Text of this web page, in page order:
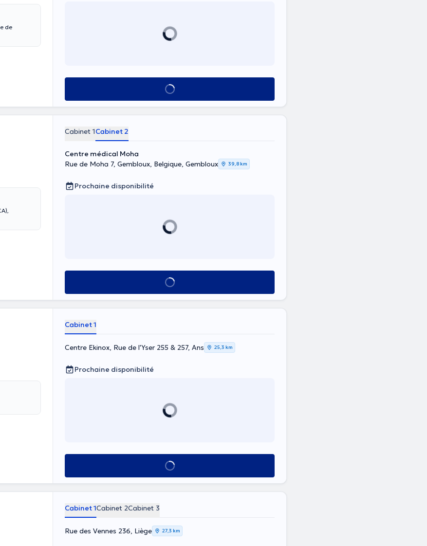
Voir tout
Cabinet 1Cabinet 2
Centre médical Moha
Rue de Moha 7, Gembloux, Belgique, Gembloux
39,8 km
Prochaine disponibilité
Voir tout
Cabinet 1
Centre Ekinox, Rue de l'Yser 255 & 257, Ans 25,3 km
Prochaine disponibilité
Voir tout
Cabinet 1Cabinet 2Cabinet 3
Rue des Vennes 236, Liège 27,3 km